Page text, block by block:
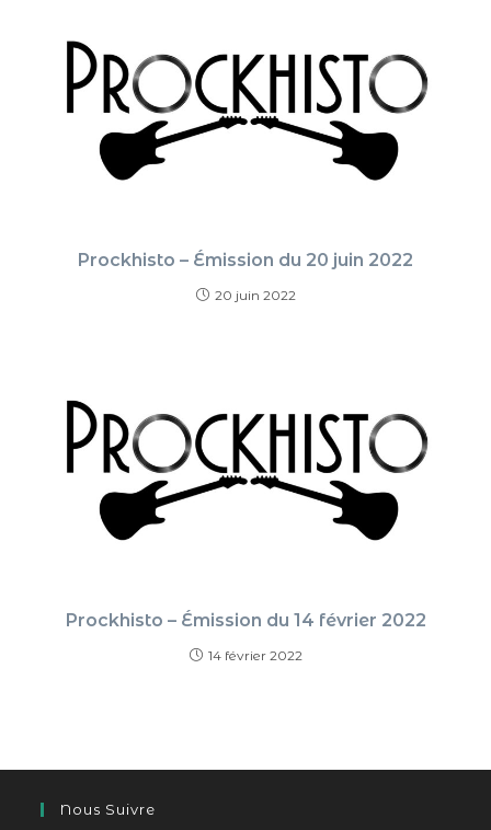
Prockhisto – Émission du 20 juin 2022
20 juin 2022
Prockhisto – Émission du 14 février 2022
14 février 2022
Nous Suivre